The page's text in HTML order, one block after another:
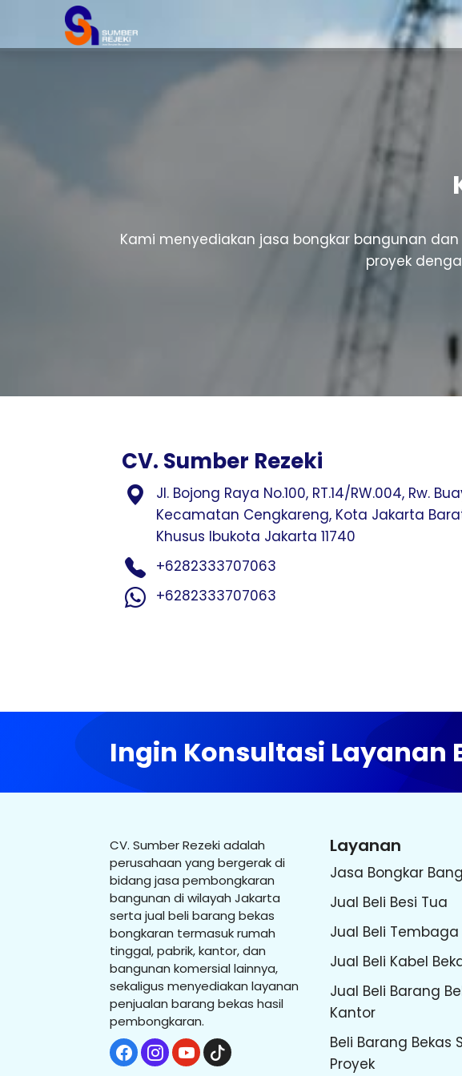
Kami menyediakan jasa bongkar bangunan
proyek
CV. Sumber Rezeki
Jl. Bojong Raya No.100, RT.14/RW.004, Rw.
Kecamatan Cengkareng, Kota Jakarta
Khusus Ibukota Jakarta 11740
+6282333707063
+6282333707063
Ingin Konsultasi Layanan
CV. Sumber Rezeki adalah
perusahaan yang bergerak di
bidang jasa pembongkaran
bangunan di wilayah Jakarta
serta jual beli barang bekas
bongkaran termasuk rumah
tinggal, pabrik, kantor, dan
bangunan komersial lainnya,
sekaligus menyediakan layanan
penjualan barang bekas hasil
pembongkaran.
Layanan
Jasa Bongkar
Jual Beli Besi Tua
Jual Beli Tembaga
Jual Beli Kabel
Jual Beli Barang
Kantor
Beli Barang Bekas
Proyek